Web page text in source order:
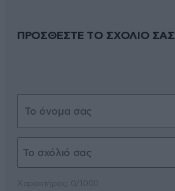
ΠΡΟΣΘΕΣΤΕ ΤΟ ΣΧΟΛΙΟ ΣΑΣ